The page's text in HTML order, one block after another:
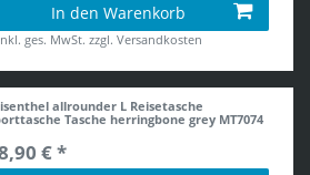
In den Warenkorb
ges. MwSt. zzgl.Versandkosten
allrounder L Reisetasche
Tasche herringbone grey MT7074
€ *